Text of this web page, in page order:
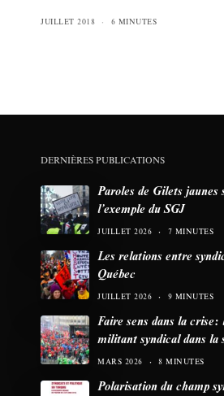
JUILLET 2018 6 MINUTES
DERNIÈRES PUBLICATIONS
Paroles de Gilets jaunes
l’exemple du SGJ
JUILLET 2026 7 MINUTES
Les relations entre
Québec
JUILLET 2026 9 MINUTES
Faire sens dans la
militant syndical dans la
MARS 2026 8 MINUTES
Polarisation du champ